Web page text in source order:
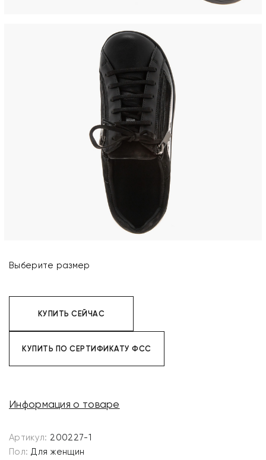
Выберите размер
КУПИТЬ СЕЙЧАС
КУПИТЬ ПО СЕРТИФИКАТУ ФСС
Информация о товаре
Артикул: 200227-1
Пол: Для женщин